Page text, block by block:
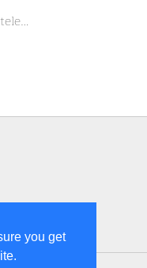
you get
The Stuttgarter television tower, learn everything important about its history. The first German TV tower.